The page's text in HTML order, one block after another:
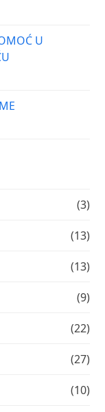
U
(3)
(13)
(13)
(9)
(22)
(27)
(10)